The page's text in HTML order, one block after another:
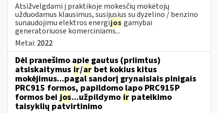
Atsižvelgdami į praktikoje mokesčių mokėtojų
užduodamus klausimus, susijusius su dyzelino / benzino
sunaudojimu elektros energijos gamybai
generatoriuose komerciniams...
Metai: 2022
Dėl pranešimo apie gautus (priimtus)
atsiskaitymus ir/ar bet kokius kitus
mokėjimus...pagal sandorį grynaisiais pinigais
PRC915 formos, papildomo lapo PRC915P
formos bei jos...užpildymo ir pateikimo
taisyklių patvirtinimo